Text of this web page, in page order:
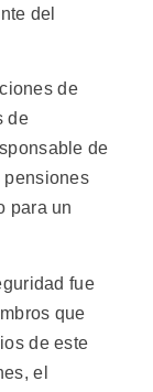
del
de
de
de
pensiones
para un
fue
que
de este
el